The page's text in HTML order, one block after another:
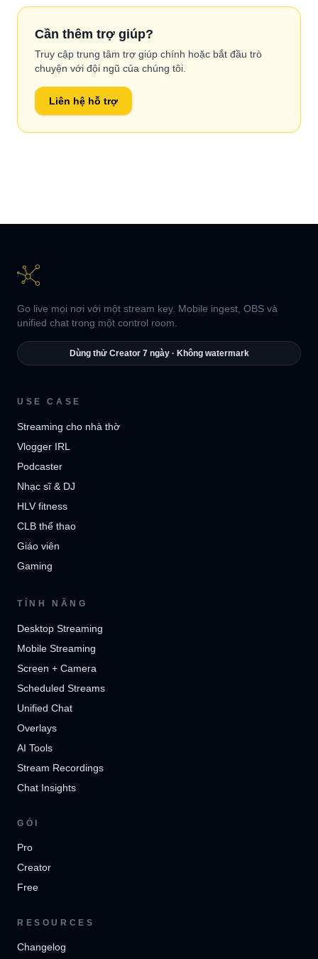
Cần thêm trợ giúp?
Truy cập trung tâm trợ giúp chính hoặc bắt đầu trò
chuyện với đội ngũ của chúng tôi.
Liên hệ hỗ trợ
Go live mọi nơi với một stream key. Mobile ingest, OBS và
unified chat trong một control room.
Dùng thử Creator 7 ngày · Không watermark
USE CASE
Streaming cho nhà thờ
Vlogger IRL
Podcaster
Nhạc sĩ & DJ
HLV fitness
CLB thể thao
Giáo viên
Gaming
TÍNH NĂNG
Desktop Streaming
Mobile Streaming
Screen + Camera
Scheduled Streams
Unified Chat
Overlays
AI Tools
Stream Recordings
Chat Insights
GÓI
Pro
Creator
Free
RESOURCES
Changelog